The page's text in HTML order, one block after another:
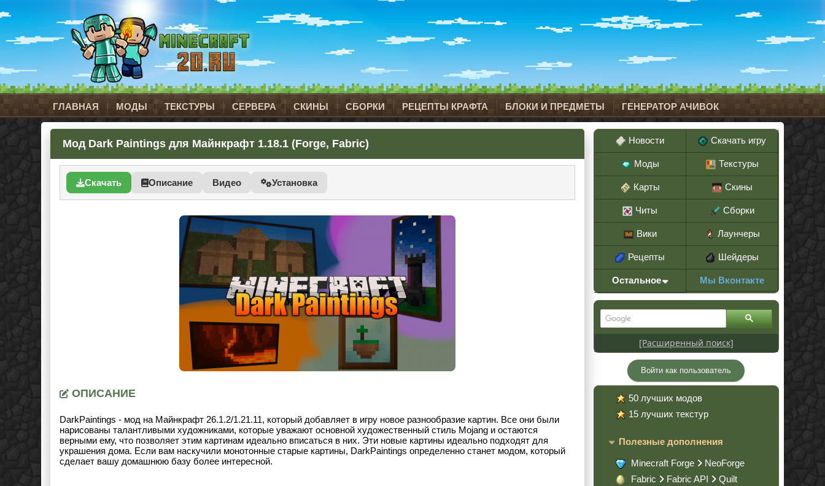
ГЛАВНАЯ МОДЫ ТЕКСТУРЫ СЕРВЕРА СКИНЫ СБОРКИ РЕЦЕПТЫ КРАФТА БЛОКИ И ПРЕДМЕТЫ ГЕНЕРАТОР АЧИВОК
Мод Dark Paintings для Майнкрафт 1.18.1 (Forge, Fabric)
Скачать Описание Видео Установка
ОПИСАНИЕ
DarkPaintings - мод на Майнкрафт 26.1.2/1.21.11, который добавляет в игру новое разнообразие картин. Все они были
нарисованы талантливыми художниками, которые уважают основной художественный стиль Mojang и остаются
верными ему, что позволяет этим картинам идеально вписаться в них. Эти новые картины идеально подходят для
украшения дома. Если вам наскучили монотонные старые картины, DarkPaintings определенно станет модом, который
сделает вашу домашнюю базу более интересной.
Новости Скачать игру
Моды Текстуры
Карты Скины
Читы Сборки
Вики Лаунчеры
Рецепты Шейдеры
Остальное Мы Вконтакте
[Расширенный поиск]
Войти как пользователь
50 лучших модов
15 лучших текстур
Полезные дополнения
Minecraft Forge
NeoForge
Fabric
Fabric API
Quilt